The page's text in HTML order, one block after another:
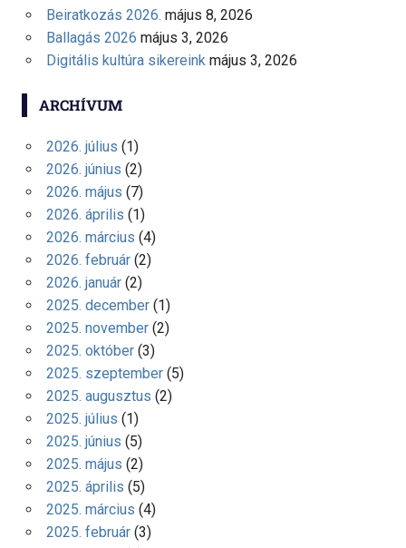
Beiratkozás 2026. május 8, 2026
Ballagás 2026 május 3, 2026
Digitális kultúra sikereink május 3, 2026
ARCHÍVUM
2026. július (1)
2026. június (2)
2026. május (7)
2026. április (1)
2026. március (4)
2026. február(2)
2026. január(2)
2025. december(1)
2025. november(2)
2025. október(3)
2025. szeptember(5)
2025. augusztus (2)
2025. július (1)
2025. június (5)
2025. május (2)
2025. április (5)
2025. március (4)
2025. február(3)